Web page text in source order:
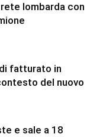
lombarda con
fatturato in
del nuovo
e sale a 18